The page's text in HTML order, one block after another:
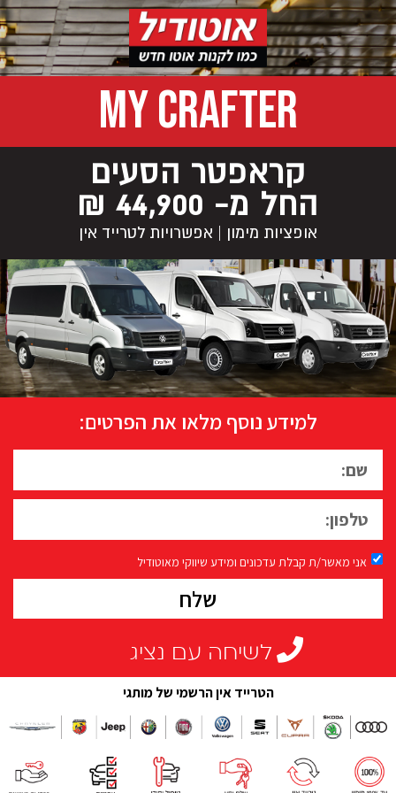
MY CRAFTER
קראפטר הסעים
החל מ- 44,900 ₪
אופציות מימון | אפשרויות לטרייד אין
למידע נוסף מלאו את הפרטים:
אני מאשר/ת קבלת עדכונים ומידע שיווקי מאוטודיל
שלח
לשיחה עם נציג
הטרייד אין הרשמי של מותגי